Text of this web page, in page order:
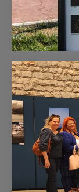
Η
στο Entefxis
Ιωάννινα
Corinthian
ακόμα μια
συμμετέχει